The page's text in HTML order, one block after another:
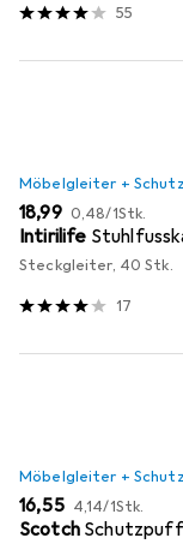
55
Möbelgleiter +
EUR
18,99 EUR
0,48/1Stk.
Intirilife
Steckgleiter, 40 Stk.
17
Möbelgleiter +
EUR
16,55 EUR
4,14/1Stk.
Scotch